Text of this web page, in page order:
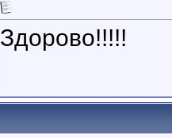
Здорово!!!!!